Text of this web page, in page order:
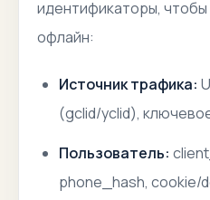
идентификаторы, чтобы
офлайн:
Источник трафика:
(gclid/yclid),
Пользователь:
phone_hash, cookie/